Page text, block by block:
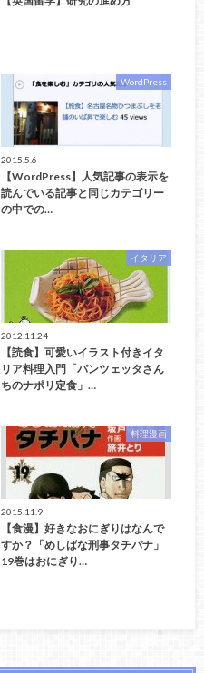
WordPress
2015.5.6
【WordPress】人気記事の表示を
読んでいる記事と同じカテゴリー
の中での…
イタリア
2012.11.24
【読食】可愛いイラスト付きイタ
リア料理入門「パンツェッタさん
ちのナポリ定食」…
料理漫画
2015.11.9
【食漫】好きなおにぎりはなんで
すか？「めしばな刑事タチバナ」
19巻はおにぎり…